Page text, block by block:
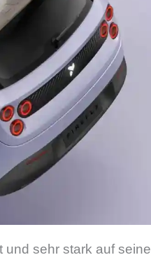
und sehr stark auf seine